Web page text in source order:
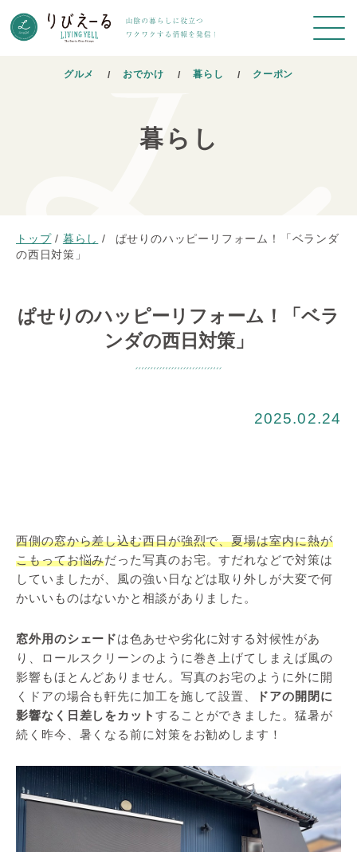
グルメ おでかけ 暮らし クーポン
暮らし
トップ / 暮らし /
ぱせりのハッピーリフォーム！「ベランダ
の西日対策」
ぱせりのハッピーリフォーム！「ベラ
ンダの西日対策」
2025.02.24
西側の窓から差し込む西日が強烈で、夏場は室内に熱が
こもってお悩みだった写真のお宅。すだれなどで対策は
していましたが、風の強い日などは取り外しが大変で何
かいいものはないかと相談がありました。
窓外用のシェードは色あせや劣化に対する対候性があ
り、ロールスクリーンのように巻き上げてしまえば風の
影響もほとんどありません。写真のお宅のように外に開
くドアの場合も軒先に加工を施して設置、
ドアの開閉に
影響なく日差しをカット することができました。猛暑が
続く昨今、暑くなる前に対策をお勧めします！